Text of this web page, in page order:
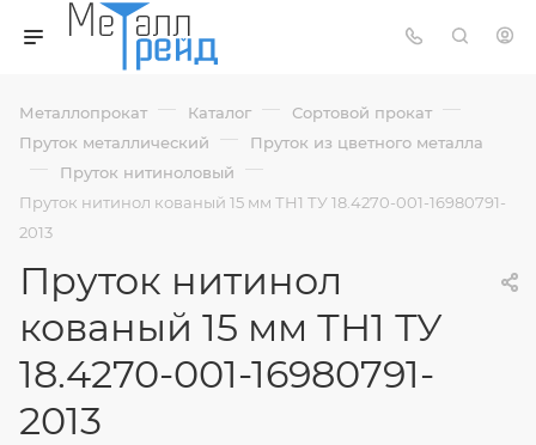
Металлопрокат — Каталог — Сортовой прокат —
Пруток металлический — Пруток из цветного металла
— Пруток нитиноловый —
Пруток нитинол кованый 15 мм ТН1 ТУ 18.4270-001-16980791-
2013
Пруток нитинол
кованый 15 мм ТН1 ТУ
18.4270-001-16980791-
2013